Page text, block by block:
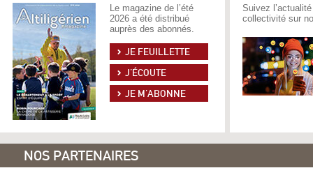
Le magazine de l’été
2026 a été distribué
auprès des abonnés.
JE FEUILLETTE
J’ÉCOUTE
JE M’ABONNE
Suivez
collectivité sur
NOS PARTENAIRES